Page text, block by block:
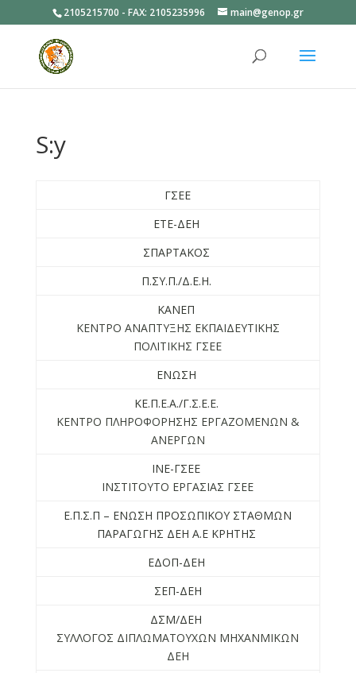
2105215700 - FAX: 2105235996 main@genop.gr
S:y
ΓΣΕΕ
ΕΤΕ-ΔΕΗ
ΣΠΑΡΤΑΚΟΣ
Π.ΣΥ.Π./Δ.Ε.Η.
ΚΑΝΕΠ
ΚΕΝΤΡΟ ΑΝΑΠΤΥΞΗΣ ΕΚΠΑΙΔΕΥΤΙΚΗΣ
ΠΟΛΙΤΙΚΗΣ ΓΣΕΕ
ΕΝΩΣΗ
ΚΕ.Π.Ε.Α./Γ.Σ.Ε.Ε.
ΚΕΝΤΡΟ ΠΛΗΡΟΦΟΡΗΣΗΣ ΕΡΓΑΖΟΜΕΝΩΝ &
ΑΝΕΡΓΩΝ
ΙΝΕ-ΓΣΕΕ
ΙΝΣΤΙΤΟΥΤΟ ΕΡΓΑΣΙΑΣ ΓΣΕΕ
Ε.Π.Σ.Π – ΕΝΩΣΗ ΠΡΟΣΩΠΙΚΟΥ ΣΤΑΘΜΩΝ
ΠΑΡΑΓΩΓΗΣ ΔΕΗ Α.Ε ΚΡΗΤΗΣ
ΕΔΟΠ-ΔΕΗ
ΣΕΠ-ΔΕΗ
ΔΣΜ/ΔΕΗ
ΣΥΛΛΟΓΟΣ ΔΙΠΛΩΜΑΤΟΥΧΩΝ ΜΗΧΑΝΜΙΚΩΝ
ΔΕΗ